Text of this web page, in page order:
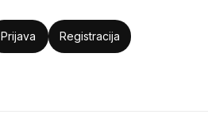
Prijava Registracija